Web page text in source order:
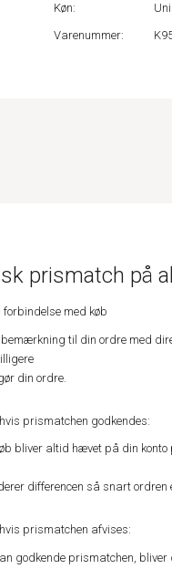
Køn:
Varenummer:
prismatch på
med køb
bemærkning til din ordre med
din ordre.
prismatchen godkendes:
bliver altid hævet på din
differencen så snart ordren
prismatchen afvises:
godkende prismatchen,